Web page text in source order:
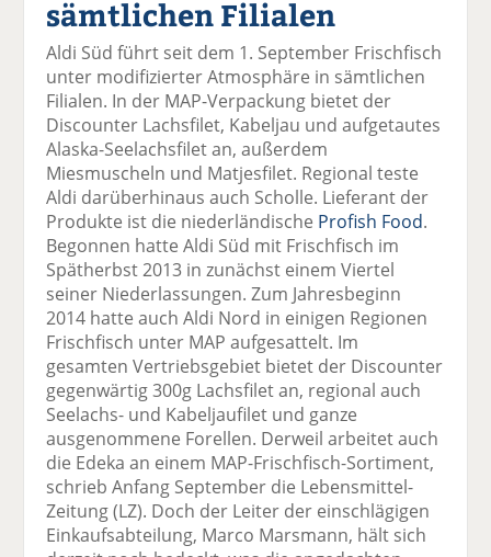
a
uf
F
ac
e
o
o
k
te
il
e
n
wi
tt
er
n
uf
Li
n
k
di
n
te
il
e
n
er
E
ai
v
er
se
n
ru
ck
n
sämtlichen Filialen
Aldi Süd führt seit dem 1. September Frischfisch
unter modifizierter Atmosphäre in sämtlichen
Filialen. In der MAP-Verpackung bietet der
Discounter Lachsfilet, Kabeljau und aufgetautes
Alaska-Seelachsfilet an, außerdem
Miesmuscheln und Matjesfilet. Regional teste
Aldi darüberhinaus auch Scholle. Lieferant der
Produkte ist die niederländische Profish Food.
Begonnen hatte Aldi Süd mit Frischfisch im
Spätherbst 2013 in zunächst einem Viertel
seiner Niederlassungen. Zum Jahresbeginn
2014 hatte auch Aldi Nord in einigen Regionen
Frischfisch unter MAP aufgesattelt. Im
gesamten Vertriebsgebiet bietet der Discounter
gegenwärtig 300g Lachsfilet an, regional auch
Seelachs- und Kabeljaufilet und ganze
ausgenommene Forellen. Derweil arbeitet auch
die Edeka an einem MAP-Frischfisch-Sortiment,
schrieb Anfang September die Lebensmittel-
Zeitung (LZ). Doch der Leiter der einschlägigen
Einkaufsabteilung, Marco Marsmann, hält sich